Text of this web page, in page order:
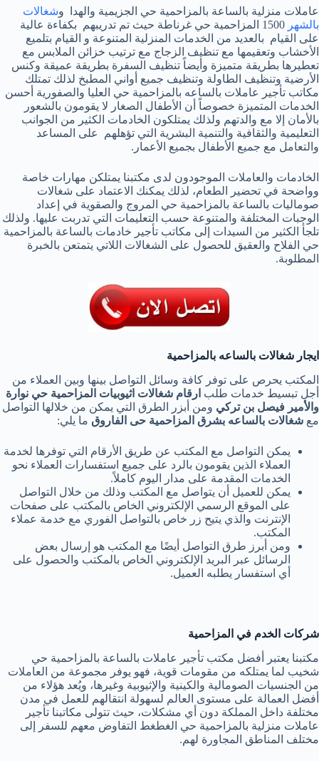
عاملات منزلية بالساعة بالمزاحمية حي الجزيمية والهدا وشغالات
بالشهر
1500 المزاحمية حي غرناطة حيث تم تدريبهم بكفاءة عالية
على القيام بالعديد من الخدمات المنزلية المتنوعة و القيام بتلميع
الأخشاب وتعقيمها مع تنظيف الزجاج مع ترتيب خزائن الملابس مع
تعطيرها بطريقة متميزة وأيضاً تنظيف السفرة بطريقة عميقة وكنس
الأرضية وتنظيف الطاولة وتنظيف جميع أواني المطبخ لذلك تمتلك
مكاتب تأجير عاملات بالساعه بالمزاحمية حي العليا والصفورية أحسن
الخدمات المتميزة خصوصاً أن الأطفال الصغار لا يقومون بالشعور
بالأمان إلا مع والدتهم ولذلك يمتلكون الخادمات الكثير من الجوانب
التعليمية والثقافية والتنمية البشرية التي تؤهلهم على المساعد
والتعامل مع جميع الأطفال بجميع الأعمار.
الخادمات والعاملات الموجودون لدى مكتبنا يمتلكن مهارات خاصة
وواضحة في تحضير الطعام، لذلك يمكنك الاعتماد على شغالات
صوماليات بالساعة بالمزاحمية حي المروج والصقوية في إعداد
الوجبات المختلفة والمتنوعة حسب التعليمات التي تدربت عليها. ولذلك
تلجأ الكثير من السيدات إلى مكاتب تأجير خادمات بالساعة بالمزاحمية
حي الفلاح والعقيق للحصول على الشغالات اللاتي يتمتعن بالخبرة
المطلوبة.
ايجار شغالات بالساعه بالمزاحمية
المكتب يحرص على توفر كافة وسائل التواصل بينها وبين العملاء من
أجل تبسيط خدمات طلب ارقام شغالات اثيوبيات المزاحمية حي نوارة
والأمير فيصل بن تركي ومن أبزر الطرق التي يمكن من خلالها التواصل
مع شغالات بالساعه بشرق المزاحمية حى الفاروق ما يلي:
يمكن التواصل مع المكتب عن طريق الأرقام التي توفرها لخدمة
العملاء الذين يقومون بالرد على جميع استفسارات العملاء نحو
الخدمات المقدمة على مدار اليوم كاملاً.
يمكن للعميل أن يتواصل مع المكتب وذلك من خلال التواصل
على الموقع الرسمي الإلكتروني الخاص بالمكتب على صفحات
الإنترنت والذي يتيح زر خاص بالتواصل الفوري مع خدمة عملاء
المكتب.
ومن أبرز طرق التواصل أيضًا مع المكتب هو إرسال بعض
الرسائل عبر البريد الإلكتروني الخاص بالمكتب والحصول على
أي استفسار يطلبه العميل.
شركات الخدم في المزاحمية
مكتبنا يعتبر أفضل مكتب تأجير عاملات بالساعة بالمزاحمية حي
شخيب لما يمتلكه من مقومات قوية، فهو يوفر مجموعة من العاملات
من الجنسيات الصومالية والكينية والإثيوبية وغيرها، ويُعد هؤلاء من
أفضل العمالة على مستوى العالم لسهولة انتقالهم للعمل في مدن
مختلفة داخل المملكة دون أي مشكلات، حيث تتولى مكاتبنا تأجير
عاملات منزلية بالمزاحمية حي الغطغط التفاوض معهم للسفر إلى
مختلف المناطق المجاورة لهم.